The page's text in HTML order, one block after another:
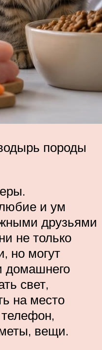
породы
и ум
друзьями
не только
но могут
домашнего
свет,
на место
вещи.